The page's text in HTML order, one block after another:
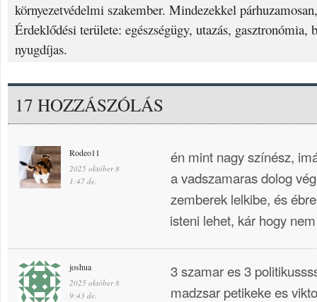
környezetvédelmi szakember. Mindezekkel
Érdeklődési területe: egészségügy, utazás,
nyugdíjas.
17 HOZZÁSZÓLÁS
Rodeo11
2025 október 8
1:47 de.
én mint nagy színész,
a vadszamaras dolog
zemberek lelkibe, és
isteni lehet, kár hogy
joshua
2025 október 8
9:43 de.
3 szamar es 3
madzsar petikeke es